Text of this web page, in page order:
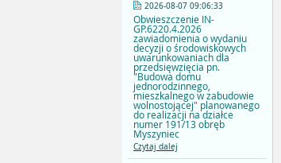
2026-08-07 09:06:33
Obwieszczenie IN-
GP.6220.4.2026
zawiadomienia o wydaniu
decyzji o środowiskowych
uwarunkowaniach dla
przedsięwzięcia pn.
"Budowa domu
jednorodzinnego,
mieszkalnego w zabudowie
wolnostojącej" planowanego
do realizacji na działce
numer 191/13 obręb
Myszyniec
Czytaj dalej